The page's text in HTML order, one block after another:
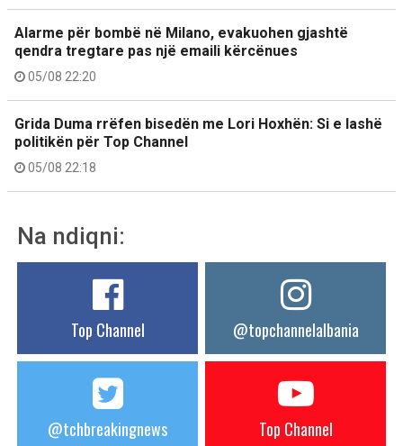
Alarme për bombë në Milano, evakuohen gjashtë
qendra tregtare pas një emaili kërcënues
05/08 22:20
Grida Duma rrëfen bisedën me Lori Hoxhën: Si e lashë
politikën për Top Channel
05/08 22:18
Na ndiqni:
Top Channel @topchannelalbania
@tchbreakingnews Top Channel